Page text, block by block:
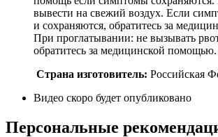
вывести на свежий воздух. Если
и сохраняются, обратитесь за
При проглатывании: не вызывать
обратитесь за медицинской помощью.
Страна изготовитель: Российская
Видео скоро будет опубликовано
Персональные